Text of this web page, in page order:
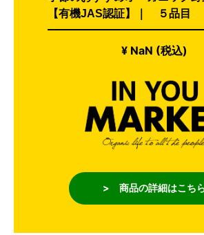
【有機JAS認証】｜ ５品目
¥ NaN (税込)
> 商品の詳細はこち